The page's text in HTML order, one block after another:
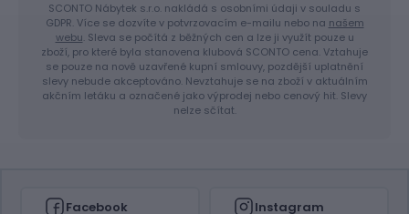
SCONTO Nábytek s.r.o. nakládá s osobními údaji v souladu s
GDPR. Více se dozvíte v potvrzovacím e-mailu nebo na našem
webu. Sleva se počítá z běžných cen a lze ji využít pouze u
zboží, pro které byla stanovena klubová SCONTO cena. Vztahuje
se pouze na nově uzavřené kupní smlouvy, pozdější uplatnění
slevy nebude akceptováno. Nevztahuje se na zboží v aktuálním
akčním letáku a označené jako výprodej nebo cenový hit. Slevy
nelze sčítat.
Facebook Instagram